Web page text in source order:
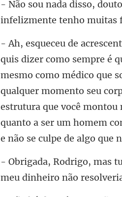
o médico que
qualquer momento seu
estrutura que você montou
meu di